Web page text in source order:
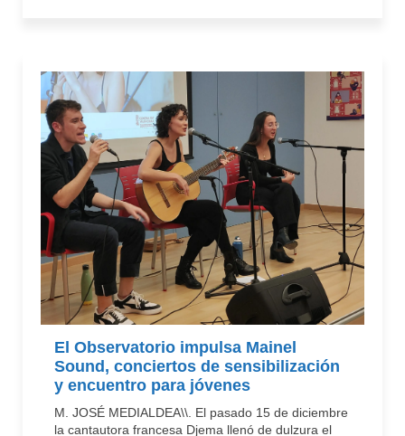
El Observatorio impulsa Mainel
Sound, conciertos de sensibilización
y encuentro para jóvenes
M. JOSÉ MEDIALDEA\\. El pasado 15 de diciembre
la cantautora francesa Djema llenó de dulzura el